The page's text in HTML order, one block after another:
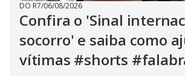
DO R7/06/08/2026
Confira o 'Sinal
socorro' e saiba como
vítimas #shorts